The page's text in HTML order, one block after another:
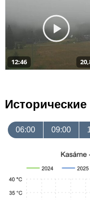
12:46
06:00 09:00